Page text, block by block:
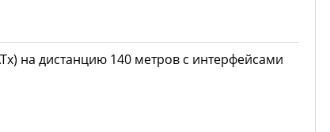
на дистанцию 140 метров с интерфейсами